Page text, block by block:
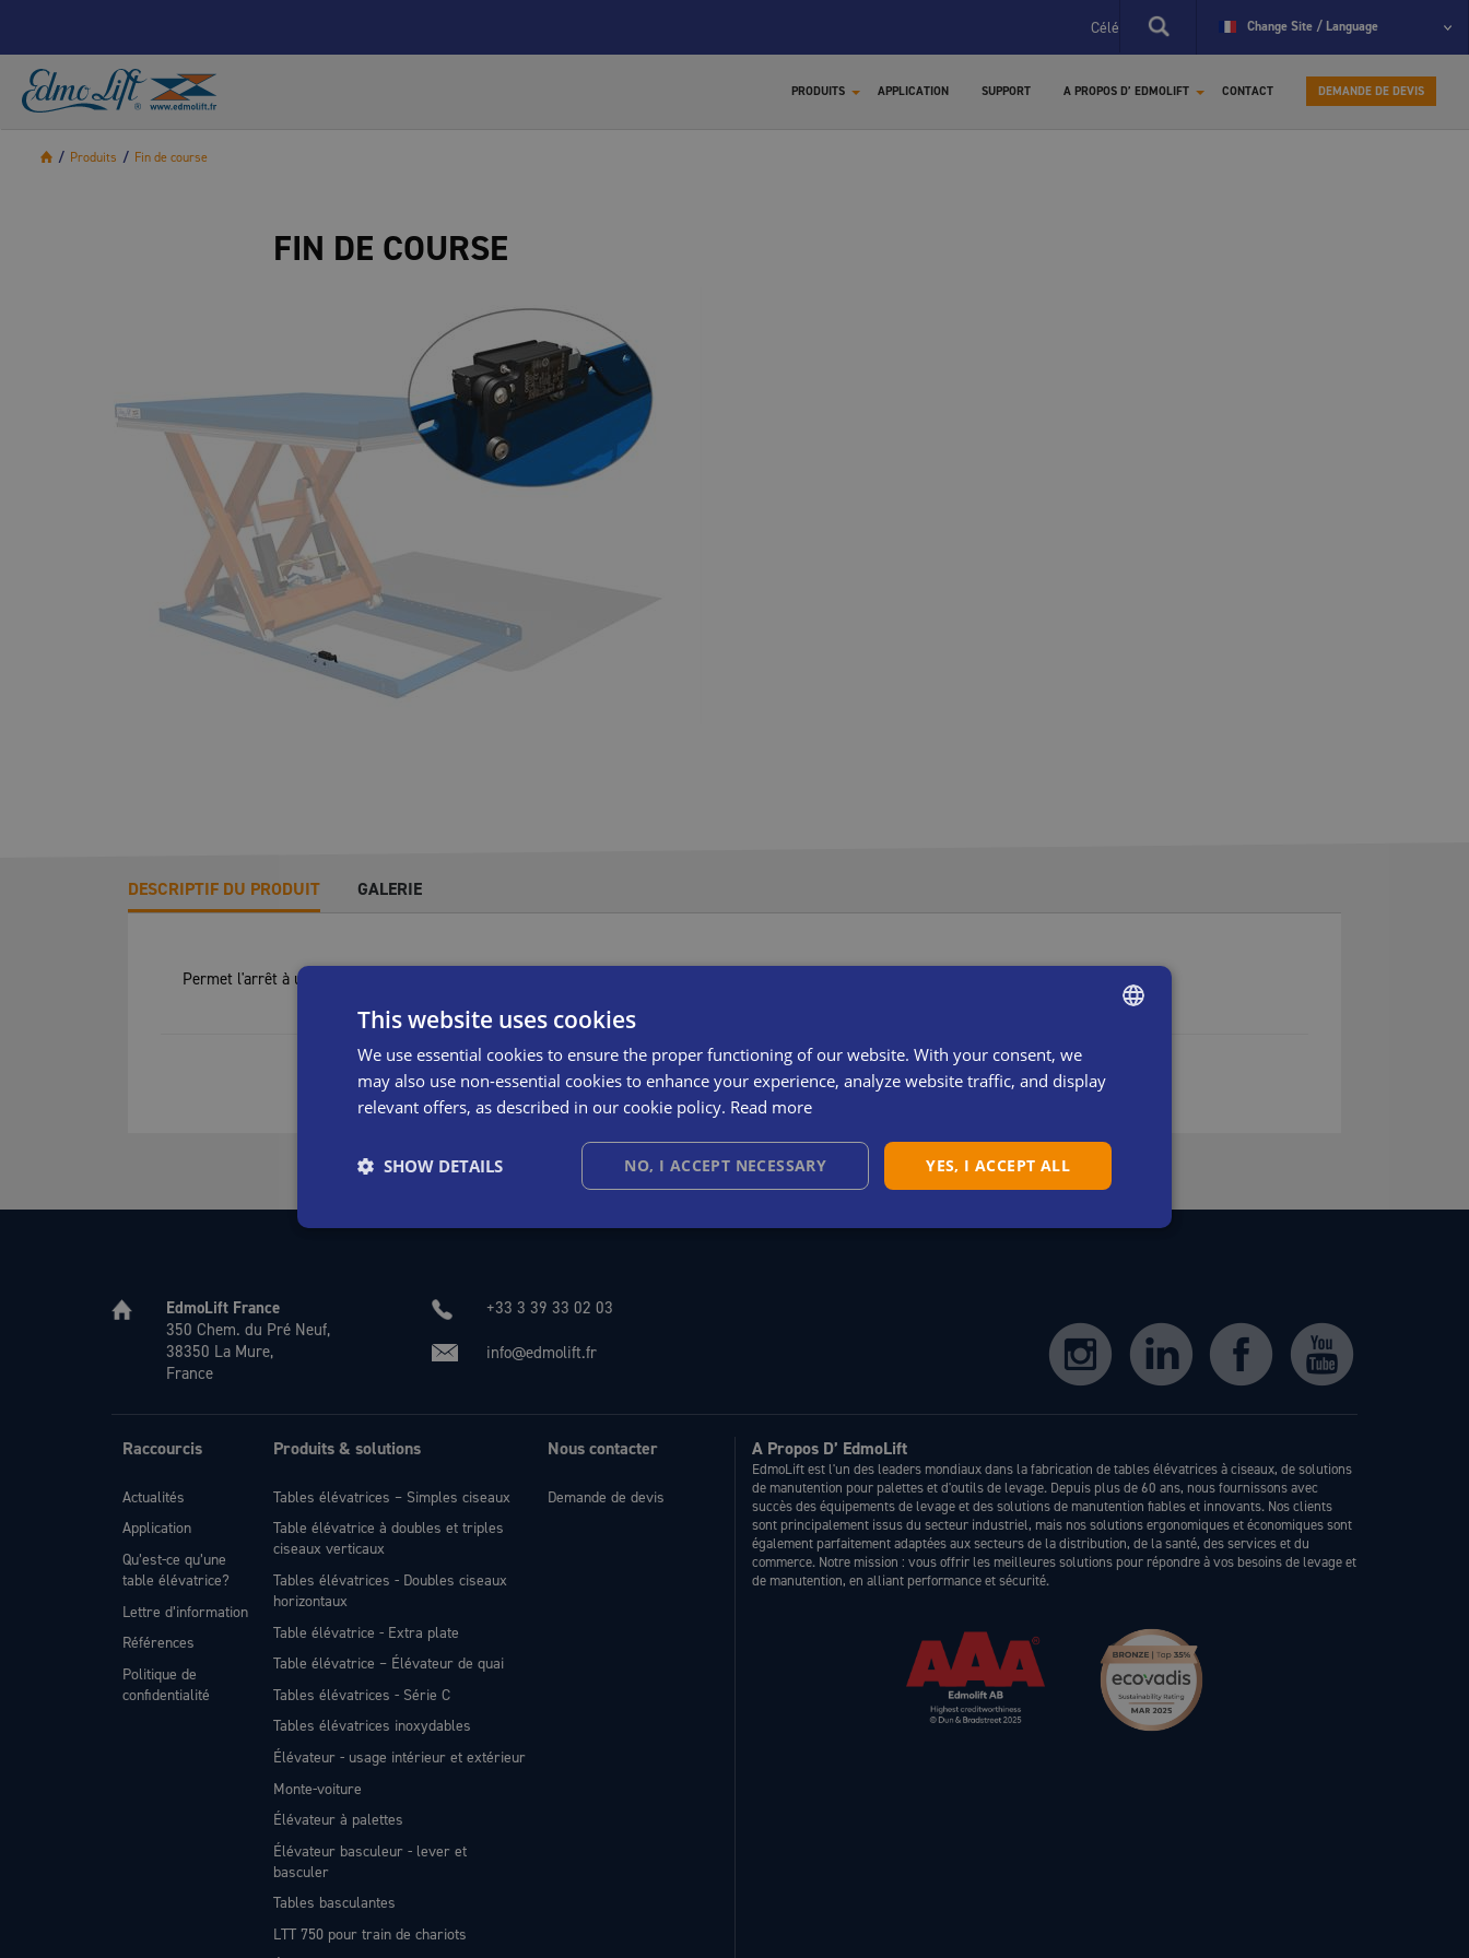
Change Site / Language
Célébration du 60e anniversaire d'EdmoLift. La première
PRODUITS APPLICATION SUPPORT A PROPOS D’ EDMOLIFT CONTACT DEMANDE DE DEVIS
/ Produits / Fin de course
FIN DE COURSE
DESCRIPTIF DU PRODUIT GALERIE
Permet l'arrêt à une hauteur prédéfinie, complètement ajustable.
EdmoLift France
350 Chem. du Pré Neuf,
38350 La Mure,
France
+33 3 39 33 02 03
info@edmolift.fr
Raccourcis
Actualités
Application
Qu’est-ce qu’une
table élévatrice?
Lettre d’information
Références
Politique de
confidentialité
Produits & solutions
Tables élévatrices – Simples ciseaux
Table élévatrice à doubles et triples
ciseaux verticaux
Tables élévatrices - Doubles ciseaux
horizontaux
Table élévatrice - Extra plate
Table élévatrice – Élévateur de quai
Tables élévatrices - Série C
Tables élévatrices inoxydables
Élévateur - usage intérieur et extérieur
Monte-voiture
Élévateur à palettes
Élévateur basculeur - lever et
basculer
Tables basculantes
LTT 750 pour train de chariots
Nous contacter
Demande de devis
A Propos D’ EdmoLift
EdmoLift est l'un des leaders mondiaux dans la fabrication de tables élévatrices à ciseaux, de solutions
de manutention pour palettes et d'outils de levage. Depuis plus de 60 ans, nous fournissons avec
succès des équipements de levage et des solutions de manutention fiables et innovants. Nos clients
sont principalement issus du secteur industriel, mais nos solutions ergonomiques et économiques sont
également parfaitement adaptées aux secteurs de la distribution, de la santé, des services et du
commerce. Notre mission : vous offrir les meilleures solutions pour répondre à vos besoins de levage et
de manutention, en alliant performance et sécurité.
ENGLISH
SWEDISH
This website uses cookies
We use essential cookies to ensure the proper functioning of our website. With your consent, we
may also use non-essential cookies to enhance your experience, analyze website traffic, and display
relevant offers, as described in our cookie policy. Read more
YES, I ACCEPT ALL
NO, I ACCEPT NECESSARY
SHOW DETAILS